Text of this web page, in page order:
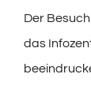
Der
das